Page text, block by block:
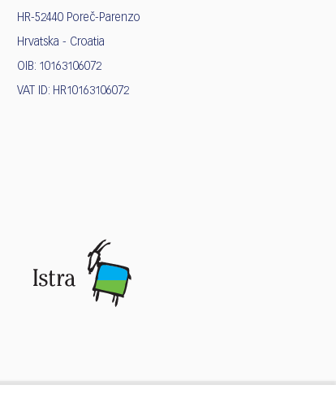
HR-52440 Poreč-Parenzo
Hrvatska - Croatia
OIB: 10163106072
VAT ID: HR10163106072